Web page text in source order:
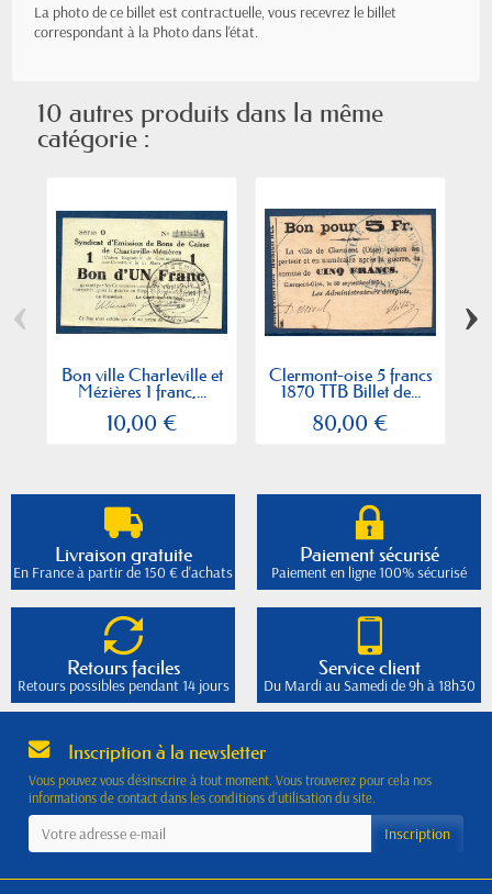
La photo de ce billet est contractuelle, vous recevrez le billet
correspondant à la Photo dans l'état.
10 autres produits dans la même
catégorie :
Bon ville Charleville et
Mézières 1 franc,...
10,00 €
Clermont-oise 5 francs
1870 TTB Billet de...
80,00 €
‹ ›
Livraison gratuite
En France à partir de 150 € d'achats
Paiement sécurisé
Paiement en ligne 100% sécurisé
Retours faciles
Retours possibles pendant 14 jours
Service client
Du Mardi au Samedi de 9h à 18h30
Inscription à la newsletter
Vous pouvez vous désinscrire à tout moment. Vous trouverez pour cela nos
informations de contact dans les conditions d'utilisation du site.